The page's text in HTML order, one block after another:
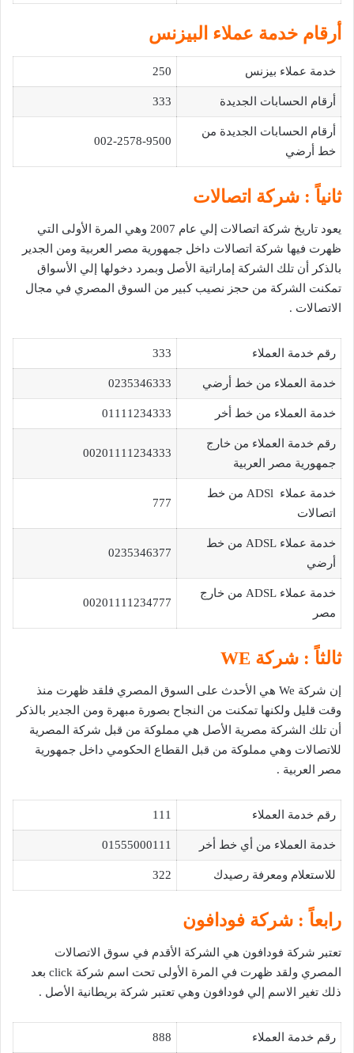
أرقام خدمة عملاء البيزنس
خدمة عملاء بيزنس 250
أرقام الحسابات الجديدة 333
أرقام الحسابات الجديدة من
خط أرضي
002-2578-9500
ثانياً : شركة اتصالات
يعود تاريخ شركة اتصالات إلي عام 2007 وهي المرة الأولى التي
ظهرت فيها شركة اتصالات داخل جمهورية مصر العربية ومن الجدير
بالذكر أن تلك الشركة إماراتية الأصل وبمرد دخولها إلي الأسواق
تمكنت الشركة من حجز نصيب كبير من السوق المصري في مجال
الاتصالات .
رقم خدمة العملاء 333
خدمة العملاء من خط أرضي 0235346333
خدمة العملاء من خط أخر 01111234333
رقم خدمة العملاء من خارج
جمهورية مصر العربية
00201111234333
خدمة عملاء ADSl من خط
اتصالات
777
خدمة عملاء ADSL من خط
أرضي
0235346377
خدمة عملاء ADSL من خارج
مصر
00201111234777
ثالثاً : شركة WE
إن شركة We هي الأحدث على السوق المصري فلقد ظهرت منذ
وقت قليل ولكنها تمكنت من النجاح بصورة مبهرة ومن الجدير بالذكر
أن تلك الشركة مصرية الأصل هي مملوكة من قبل شركة المصرية
للاتصالات وهي مملوكة من قبل القطاع الحكومي داخل جمهورية
مصر العربية .
رقم خدمة العملاء 111
خدمة العملاء من أي خط أخر 01555000111
للاستعلام ومعرفة رصيدك 322
رابعاً : شركة فودافون
تعتبر شركة فودافون هي الشركة الأقدم في سوق الاتصالات
المصري ولقد ظهرت في المرة الأولى تحت اسم شركة click بعد
ذلك تغير الاسم إلي فودافون وهي تعتبر شركة بريطانية الأصل .
رقم خدمة العملاء 888